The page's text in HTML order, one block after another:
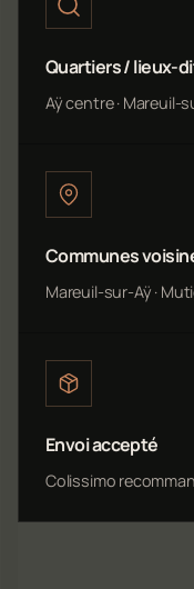
Quartiers / lieux-
Aÿ centre · Mareuil-
Communes
Mareuil-sur-Aÿ ·
Envoi accepté
Colissimo